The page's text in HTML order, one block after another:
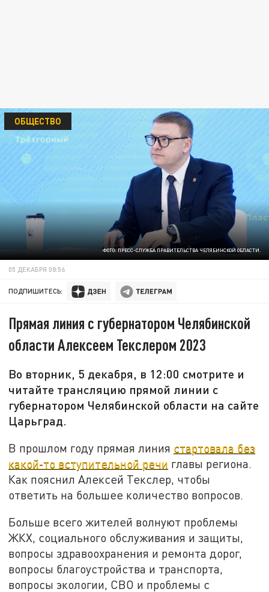
ФОТО: ПРЕСС-СЛУЖБА ПРАВИТЕЛЬСТВА ЧЕЛЯБИНСКОЙ ОБЛАСТИ.
ОБЩЕСТВО
05 ДЕКАБРЯ 08:56
ПОДПИШИТЕСЬ:
Прямая линия с губернатором Челябинской
области Алексеем Текслером 2023
Во вторник, 5 декабря, в 12:00 смотрите и
читайте трансляцию прямой линии с
губернатором Челябинской области на сайте
Царьград.
В прошлом году прямая линия стартовала без
какой-то вступительной речи главы региона.
Как пояснил Алексей Текслер, чтобы
ответить на большее количество вопросов.
Больше всего жителей волнуют проблемы
ЖКХ, социального обслуживания и защиты,
вопросы здравоохранения и ремонта дорог,
вопросы благоустройства и транспорта,
вопросы экологии, СВО и проблемы с